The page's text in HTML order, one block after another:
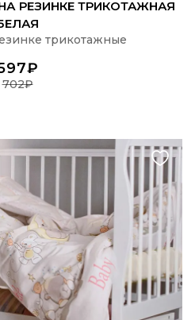
РЕЗИНКЕ ТРИКОТАЖНАЯ
трикотажные
702₽